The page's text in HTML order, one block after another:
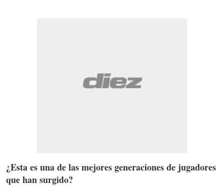
¿Esta es una de las mejores generaciones de jugadores
que han surgido?